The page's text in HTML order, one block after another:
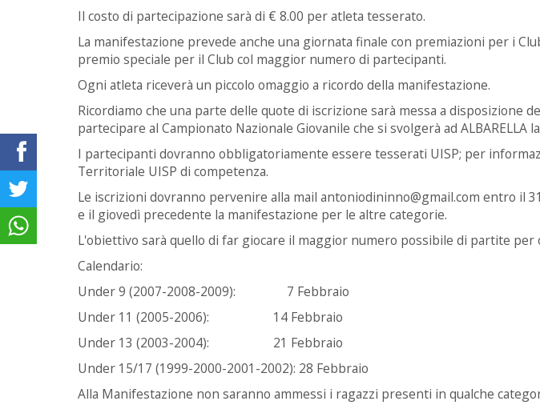
Il costo di partecipazione sarà di € 8.00 per atleta tesserato.
La manifestazione prevede anche una giornata finale con premiazioni per i
premio speciale per il Club col maggior numero di partecipanti.
Ogni atleta riceverà un piccolo omaggio a ricordo della manifestazione.
Ricordiamo che una parte delle quote di iscrizione sarà messa a disposizione
partecipare al Campionato Nazionale Giovanile che si svolgerà ad ALBARELLA
I partecipanti dovranno obbligatoriamente essere tesserati UISP; per
Territoriale UISP di competenza.
Le iscrizioni dovranno pervenire alla mail antoniodininno@gmail.com entro il
e il giovedì precedente la manifestazione per le altre categorie.
L'obiettivo sarà quello di far giocare il maggior numero possibile di partite per
Calendario:
Under 9 (2007-2008-2009): 7 Febbraio
Under 11 (2005-2006): 14 Febbraio
Under 13 (2003-2004): 21 Febbraio
Under 15/17 (1999-2000-2001-2002): 28 Febbraio
Alla Manifestazione non saranno ammessi i ragazzi presenti in qualche